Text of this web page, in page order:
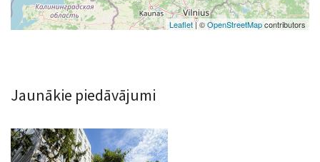
Leaflet| ©OpenStreetMapcontributors
Jaunākie piedāvājumi